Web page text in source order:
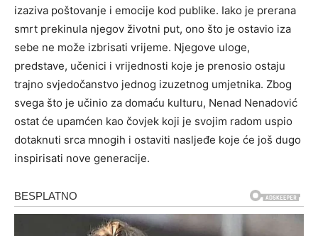
izaziva poštovanje i emocije kod publike. Iako je prerana
smrt prekinula njegov životni put, ono što je ostavio iza
sebe ne može izbrisati vrijeme. Njegove uloge,
predstave, učenici i vrijednosti koje je prenosio ostaju
trajno svjedočanstvo jednog izuzetnog umjetnika. Zbog
svega što je učinio za domaću kulturu, Nenad Nenadović
ostat će upamćen kao čovjek koji je svojim radom uspio
dotaknuti srca mnogih i ostaviti nasljeđe koje će još dugo
inspirisati nove generacije.